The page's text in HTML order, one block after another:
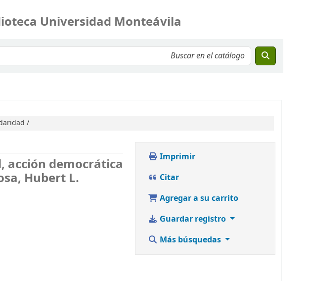
Universidad Monteávila
/
acción democrática
Hubert L.
Imprimir
Citar
Agregar a su carrito
Guardar registro
Más búsquedas